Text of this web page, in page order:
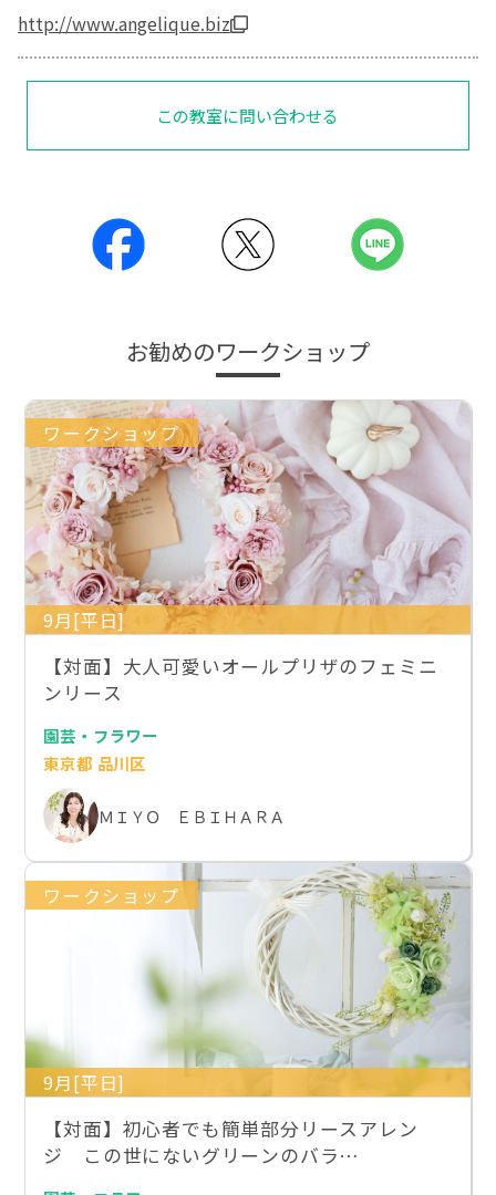
http://www.angelique.biz
この教室に問い合わせる
お勧めのワークショップ
ワークショップ
9月[平日]
【対面】大人可愛いオールプリザのフェミニ
ンリース
園芸・フラワー
東京都 品川区
ＭＩＹＯ ＥＢＩＨＡＲＡ
ワークショップ
9月[平日]
【対面】初心者でも簡単部分リースアレン
ジ この世にないグリーンのバラ…